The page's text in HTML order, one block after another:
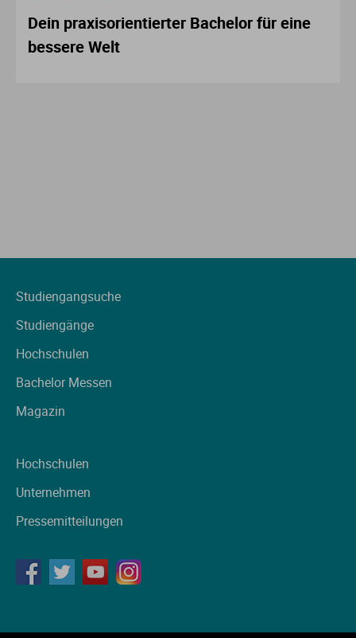
Dein praxisorientierter Bachelor für eine
bessere Welt
Studiengangsuche
Studiengänge
Hochschulen
Bachelor Messen
Magazin
Hochschulen
Unternehmen
Pressemitteilungen